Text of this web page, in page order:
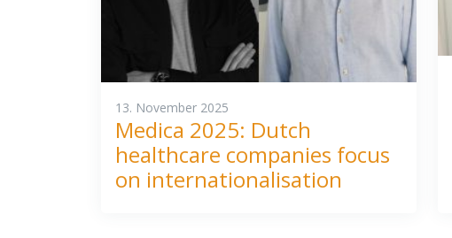
13. November 2025
Medica 2025: Dutch
healthcare companies focus
on internationalisation